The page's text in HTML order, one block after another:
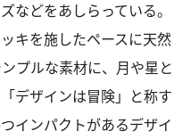
などをあしらっている。
キを施したペースに天然
プルな素材に、月や星と
デザインは冒険」と称す
インパクトがあるデザイ